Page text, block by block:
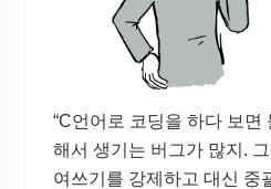
“C언어로 코딩을 하다 보면
해서 생기는 버그가 많지.
여쓰기를 강제하고 대신 중